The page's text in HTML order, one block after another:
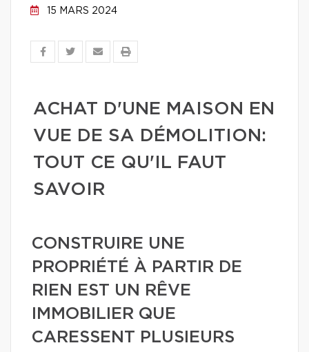
15 MARS 2024
ACHAT D'UNE MAISON EN
VUE DE SA DÉMOLITION:
TOUT CE QU'IL FAUT
SAVOIR
CONSTRUIRE UNE
PROPRIÉTÉ À PARTIR DE
RIEN EST UN RÊVE
IMMOBILIER QUE
CARESSENT PLUSIEURS